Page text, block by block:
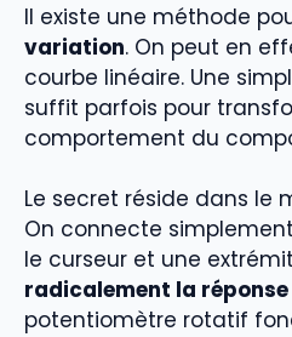
Il existe une méthode
variation. On peut en
courbe linéaire. Une
suffit parfois pour
comportement du
Le secret réside dans le
On connecte
le curseur et une
radicalement la
potentiomètre rotatif